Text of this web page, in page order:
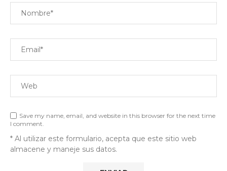
Save my name, email, and website in this browser for the next time
I comment.
* Al utilizar este formulario, acepta que este sitio web
almacene y maneje sus datos.